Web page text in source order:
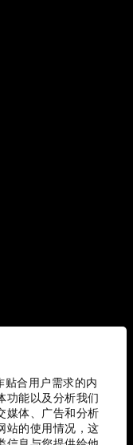
合用户需求的内
功能以及分析我们
媒体、广告和分析
站的使用情况，这